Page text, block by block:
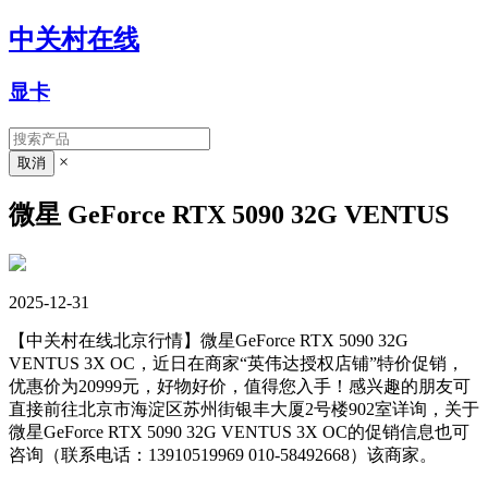
中关村在线
显卡
×
微星 GeForce RTX 5090 32G VENTUS
2025-12-31
【中关村在线北京行情】微星GeForce RTX 5090 32G
VENTUS 3X OC，近日在商家“英伟达授权店铺”特价促销，
优惠价为20999元，好物好价，值得您入手！感兴趣的朋友可
直接前往北京市海淀区苏州街银丰大厦2号楼902室详询，关于
微星GeForce RTX 5090 32G VENTUS 3X OC的促销信息也可
咨询（联系电话：13910519969 010-58492668）该商家。